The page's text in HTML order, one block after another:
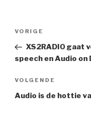
Vorig
bericht
VORIGE
XS2RADIO gaat
speech en Audio on
Volgend
bericht
VOLGENDE
Audio is de hottie